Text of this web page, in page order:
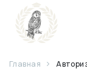
Главная